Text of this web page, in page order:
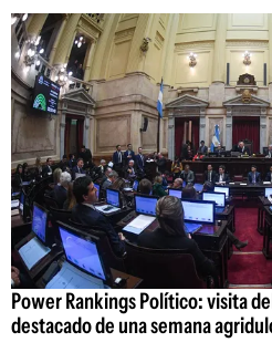
Power Rankings Político: visita
destacado de una semana